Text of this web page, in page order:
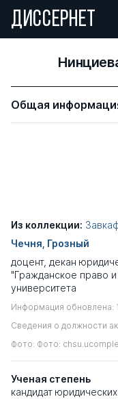
ДИССЕРНЕТ
Общая
Из коллекции:
Чечня, Грозный
доцент, декан
"Гражданское право
университета
Информация обновлена:
Сведения о должности
Фото: Фото:
Ученая степень
кандидат